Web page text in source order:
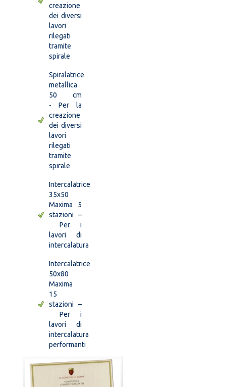
creazione
dei diversi
lavori
rilegati
tramite
spirale
Spiralatrice
metallica
50 cm
- Per la
creazione
dei diversi
lavori
rilegati
tramite
spirale
Intercalatrice
35x50
Maxima 5
stazioni –
Per i
lavori di
intercalatura
Intercalatrice
50x80
Maxima
15
stazioni –
Per i
lavori di
intercalatura
performanti